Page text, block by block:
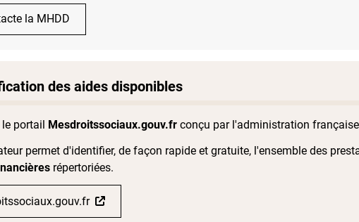
la MHDD
des aides disponibles
le portail Mesdroitssociaux.gouv.fr conçu par l'administration
permet d'identifier, de façon rapide et gratuite, l'ensemble des
répertoriées.